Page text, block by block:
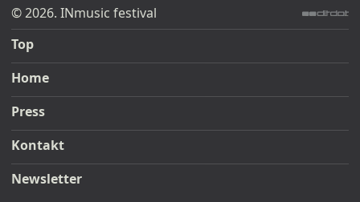
© 2026. INmusic festival
Top
Home
Press
Kontakt
Newsletter
ditdot web design & development